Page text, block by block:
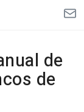
de
de